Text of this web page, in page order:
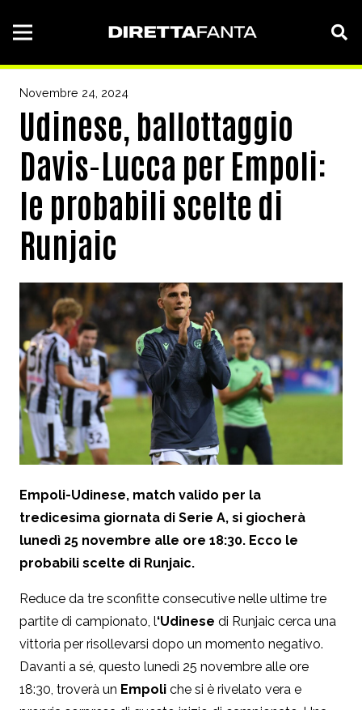
Novembre 24, 2024
Udinese, ballottaggio
Davis-Lucca per Empoli:
le probabili scelte di
Runjaic
Empoli-Udinese, match valido per la
tredicesima giornata di Serie A, si giocherà
lunedì 25 novembre alle ore 18:30. Ecco le
probabili scelte di Runjaic.
Reduce da tre sconfitte consecutive nelle ultime tre
partite di campionato, l‘Udinese di Runjaic cerca una
vittoria per risollevarsi dopo un momento negativo.
Davanti a sé, questo lunedì 25 novembre alle ore
18:30, troverà un Empoli che si è rivelato vera e